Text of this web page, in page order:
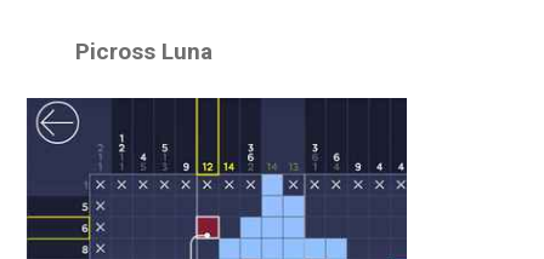
Picross Luna